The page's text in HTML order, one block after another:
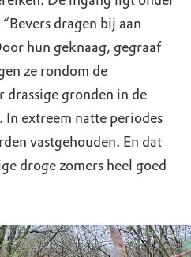
dragen bij aan
hun geknaag, gegraaf
ze rondom de
drassige gronden in de
extreem natte periodes
vastgehouden. En dat
droge zomers heel goed